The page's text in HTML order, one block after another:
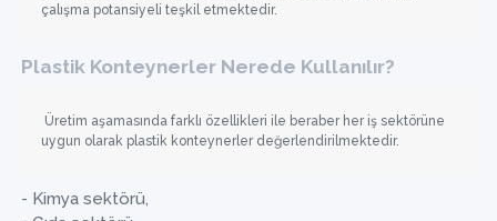
çalışma potansiyeli teşkil etmektedir.
Plastik Konteynerler Nerede Kullanılır?
Üretim aşamasında farklı özellikleri ile beraber her iş sektörüne
uygun olarak plastik konteynerler değerlendirilmektedir.
- Kimya sektörü,